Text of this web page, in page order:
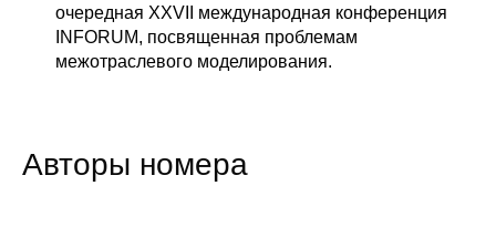
очередная XXVII международная конференция
INFORUM, посвященная проблемам
межотраслевого моделирования.
Авторы номера